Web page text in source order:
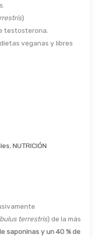
)
testosterona.
veganas y libres
,NUTRICIÓN
terrestris) de la más
saponinas y un 40 % de